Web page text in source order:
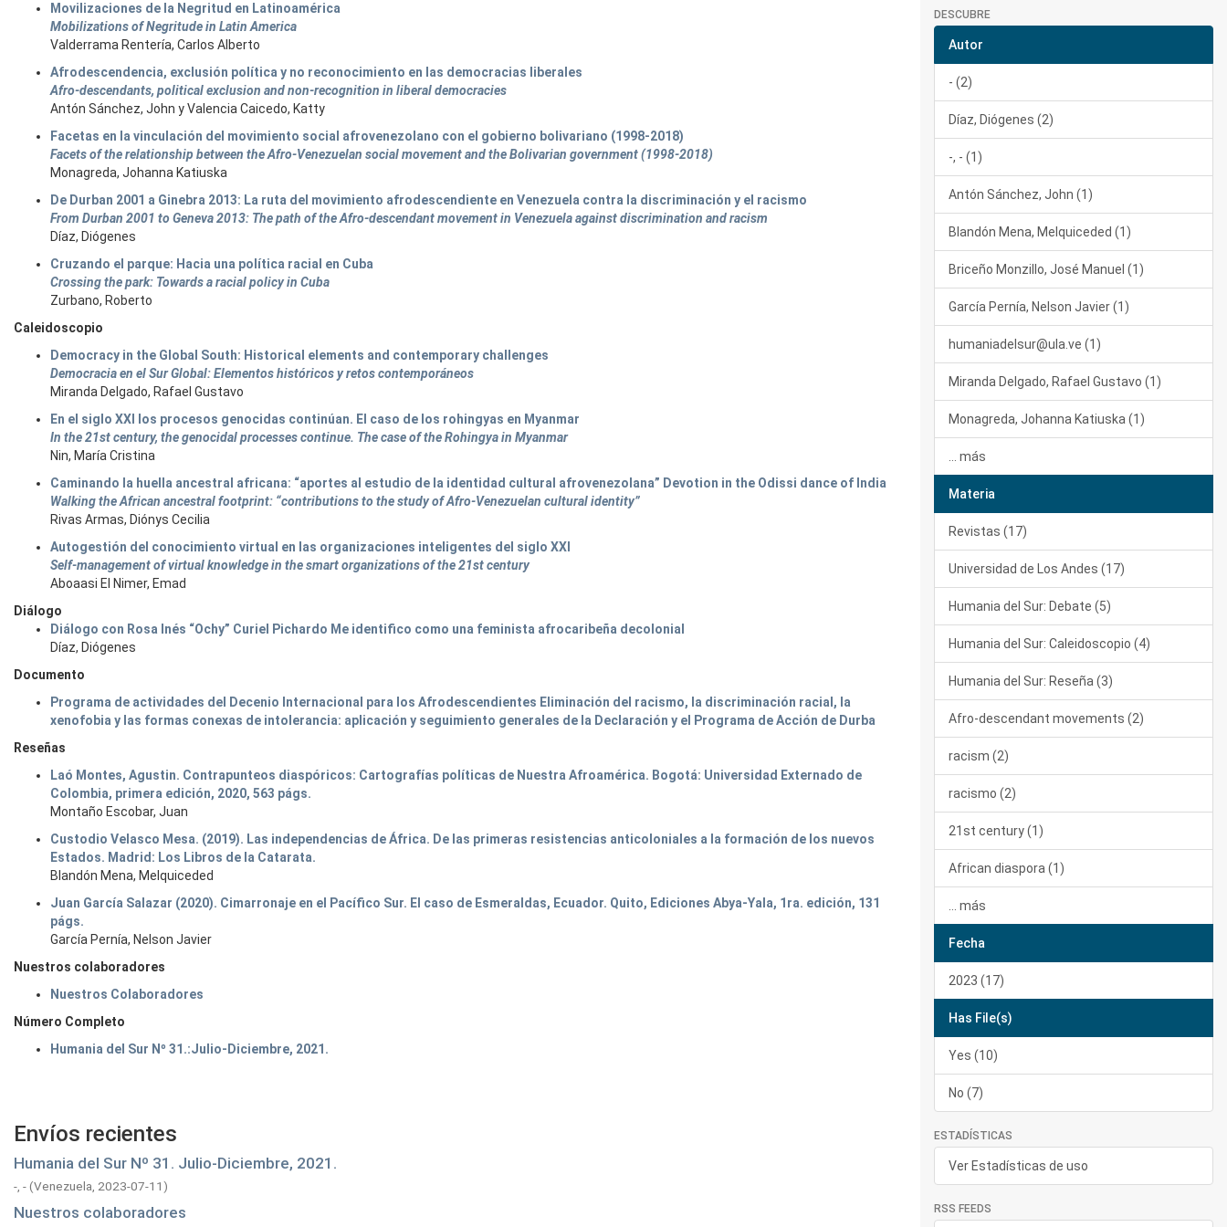
Movilizaciones de la Negritud en Latinoamérica
Mobilizations of Negritude in Latin America
Valderrama Rentería, Carlos Alberto
Afrodescendencia, exclusión política y no reconocimiento en las democracias liberales
Afro-descendants, political exclusion and non-recognition in liberal democracies
Antón Sánchez, John y Valencia Caicedo, Katty
Facetas en la vinculación del movimiento social afrovenezolano con el gobierno bolivariano (1998-2018)
Facets of the relationship between the Afro-Venezuelan social movement and the Bolivarian government (1998-2018)
Monagreda, Johanna Katiuska
De Durban 2001 a Ginebra 2013: La ruta del movimiento afrodescendiente en Venezuela contra la discriminación y el racismo
From Durban 2001 to Geneva 2013: The path of the Afro-descendant movement in Venezuela against discrimination and racism
Díaz, Diógenes
Cruzando el parque: Hacia una política racial en Cuba
Crossing the park: Towards a racial policy in Cuba
Zurbano, Roberto
Caleidoscopio
Democracy in the Global South: Historical elements and contemporary challenges
Democracia en el Sur Global: Elementos históricos y retos contemporáneos
Miranda Delgado, Rafael Gustavo
En el siglo XXI los procesos genocidas continúan. El caso de los rohingyas en Myanmar
In the 21st century, the genocidal processes continue. The case of the Rohingya in Myanmar
Nin, María Cristina
Caminando la huella ancestral africana: “aportes al estudio de la identidad cultural afrovenezolana” Devotion in the Odissi dance of India
Walking the African ancestral footprint: “contributions to the study of Afro-Venezuelan cultural identity”
Rivas Armas, Diónys Cecilia
Autogestión del conocimiento virtual en las organizaciones inteligentes del siglo XXI
Self-management of virtual knowledge in the smart organizations of the 21st century
Aboaasi El Nimer, Emad
Diálogo
Diálogo con Rosa Inés “Ochy” Curiel Pichardo Me identifico como una feminista afrocaribeña decolonial
Díaz, Diógenes
Documento
Programa de actividades del Decenio Internacional para los Afrodescendientes Eliminación del racismo, la discriminación racial, la
xenofobia y las formas conexas de intolerancia: aplicación y seguimiento generales de la Declaración y el Programa de Acción de Durba
Reseñas
Laó Montes, Agustin. Contrapunteos diaspóricos: Cartografías políticas de Nuestra Afroamérica. Bogotá: Universidad Externado de
Colombia, primera edición, 2020, 563 págs.
Montaño Escobar, Juan
Custodio Velasco Mesa. (2019). Las independencias de África. De las primeras resistencias anticoloniales a la formación de los nuevos
Estados. Madrid: Los Libros de la Catarata.
Blandón Mena, Melquiceded
Juan García Salazar (2020). Cimarronaje en el Pacífico Sur. El caso de Esmeraldas, Ecuador. Quito, Ediciones Abya-Yala, 1ra. edición, 131
págs.
García Pernía, Nelson Javier
Nuestros colaboradores
Nuestros Colaboradores
Número Completo
Humania del Sur Nº 31.:Julio-Diciembre, 2021.
Envíos recientes
Humania del Sur Nº 31. Julio-Diciembre, 2021.
-, -(Venezuela, 2023-07-11)
Nuestros colaboradores
DESCUBRE
Autor
- (2)
Díaz, Diógenes (2)
-, - (1)
Antón Sánchez, John (1)
Blandón Mena, Melquiceded (1)
Briceño Monzillo, José Manuel (1)
García Pernía, Nelson Javier (1)
humaniadelsur@ula.ve (1)
Miranda Delgado, Rafael Gustavo (1)
Monagreda, Johanna Katiuska (1)
... más
Materia
Revistas (17)
Universidad de Los Andes (17)
Humania del Sur: Debate (5)
Humania del Sur: Caleidoscopio (4)
Humania del Sur: Reseña (3)
Afro-descendant movements (2)
racism (2)
racismo (2)
21st century (1)
African diaspora (1)
... más
Fecha
2023 (17)
Has File(s)
Yes (10)
No (7)
ESTADÍSTICAS
Ver Estadísticas de uso
RSS FEEDS